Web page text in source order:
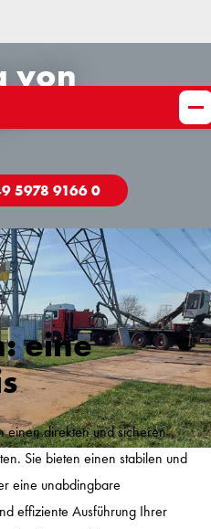
von
5978 9166 0
eine
einen direkten und sicheren
Sie bieten einen stabilen und
eine unabdingbare
effiziente Ausführung Ihrer